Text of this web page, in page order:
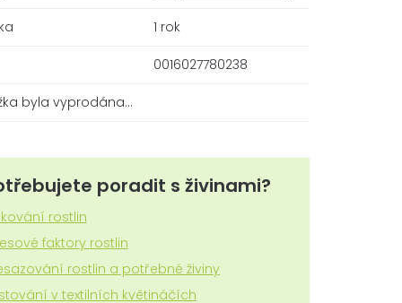
1 rok
0016027780238
byla vyprodána…
poradit s živinami?
rostlin
faktory rostlin
rostlin a potřebné živiny
v textilních květináčích